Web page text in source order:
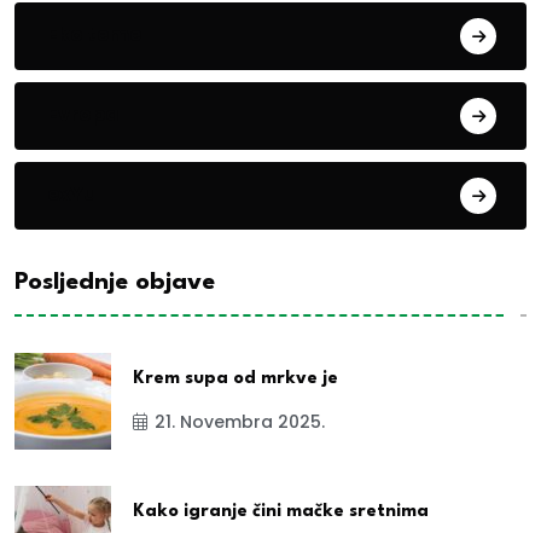
Posljednje objave
Krem supa od mrkve je
21. Novembra 2025.
Kako igranje čini mačke sretnima